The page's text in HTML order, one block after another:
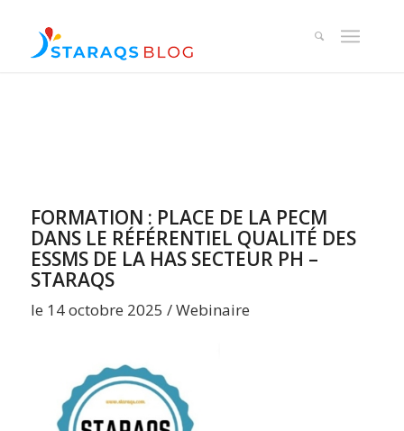
FORMATION : PLACE DE LA PECM
DANS LE RÉFÉRENTIEL QUALITÉ DES
ESSMS DE LA HAS SECTEUR PH –
STARAQS
le 14 octobre 2025 / Webinaire